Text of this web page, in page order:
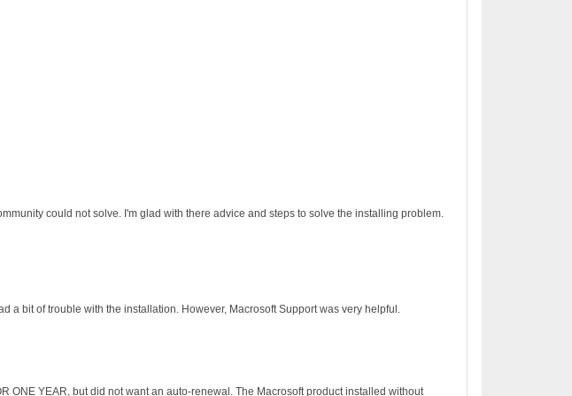
could not solve. I'm glad with there advice and steps to solve the installing problem.
a bit of trouble with the installation. However, Macrosoft Support was very helpful.
ONE YEAR, but did not want an auto-renewal. The Macrosoft product installed without